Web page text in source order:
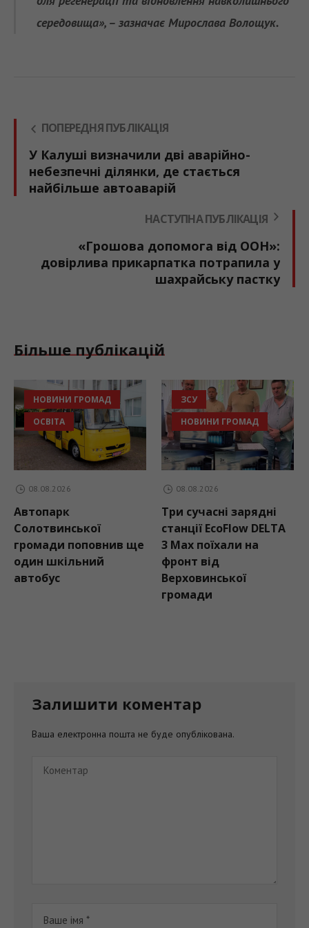
середовища», – зазначає Мирослава Волощук.
ПОПЕРЕДНЯ ПУБЛІКАЦІЯ
У Калуші визначили дві аварійно-
небезпечні ділянки, де стається
найбільше автоаварій
НАСТУПНА ПУБЛІКАЦІЯ
«Грошова допомога від ООН»:
довірлива прикарпатка потрапила у
шахрайську пастку
Більше публікацій
НОВИНИ ГРОМАД
ОСВІТА
08.08.2026
Автопарк
Солотвинської
громади поповнив ще
один шкільний
автобус
ЗСУ
НОВИНИ ГРОМАД
08.08.2026
Три сучасні зарядні
станції EcoFlow DELTA
3 Max поїхали на
фронт від
Верховинської
громади
Залишити коментар
Ваша електронна пошта не буде опублікована.